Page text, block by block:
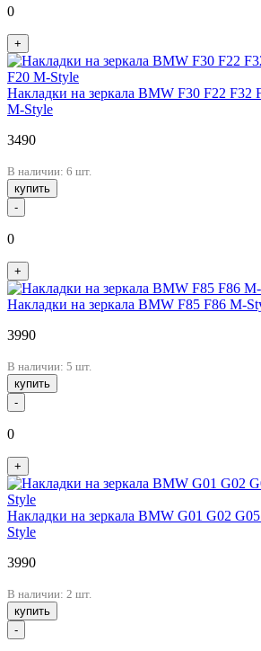
0
+
Накладки на зеркала BMW F30 F22 F32
M-Style
3490
В наличии: 6 шт.
купить
-
0
+
Накладки на зеркала BMW F85 F86 M-
3990
В наличии: 5 шт.
купить
-
0
+
Накладки на зеркала BMW G01 G02
Style
3990
В наличии: 2 шт.
купить
-